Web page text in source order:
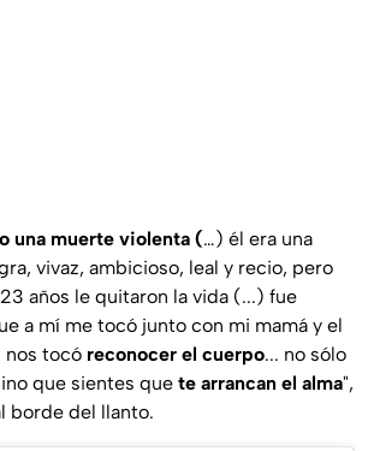
una muerte violenta (…) él era una
vivaz, ambicioso, leal y recio, pero
años le quitaron la vida (...) fue
a mí me tocó junto con mi mamá y el
nos tocó reconocer el cuerpo... no sólo
que sientes que te arrancan el alma",
borde del llanto.